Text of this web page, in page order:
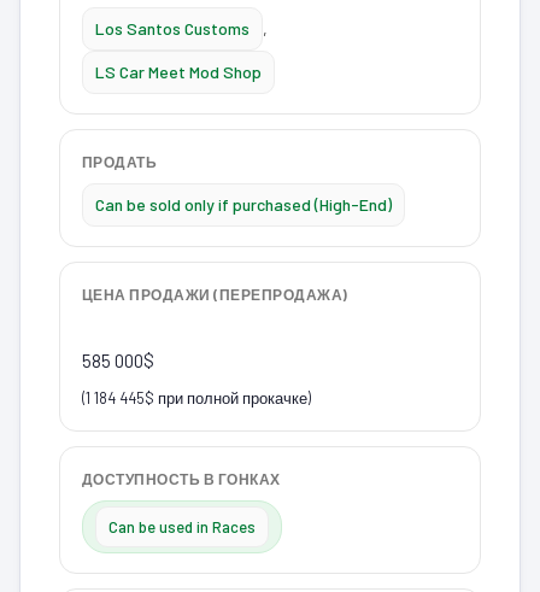
Los Santos Customs ,
LS Car Meet Mod Shop
ПРОДАТЬ
Can be sold only if purchased (High-End)
ЦЕНА ПРОДАЖИ (ПЕРЕПРОДАЖА)
585 000$
(1 184 445$ при полной прокачке)
ДОСТУПНОСТЬ В ГОНКАХ
Can be used in Races